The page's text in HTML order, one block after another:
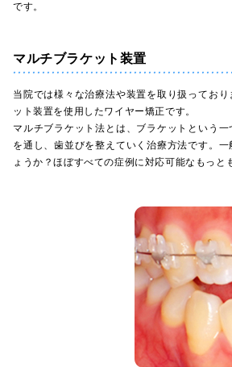
です。
マルチブラケット装置
当院では様々な治療法や装置を取り扱ってお
ット装置を使用したワイヤー矯正です。
マルチブラケット法とは、ブラケットという
を通し、歯並びを整えていく治療方法です。
ょうか？ほぼすべての症例に対応可能なもっと